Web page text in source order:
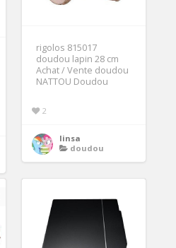
rigolos 815017
doudou lapin 28 cm
Achat / Vente doudou
NATTOU Doudou
2
linsa
doudou